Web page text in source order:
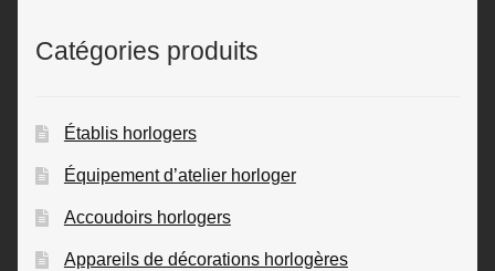
Catégories produits
Établis horlogers
Équipement d’atelier horloger
Accoudoirs horlogers
Appareils de décorations horlogères